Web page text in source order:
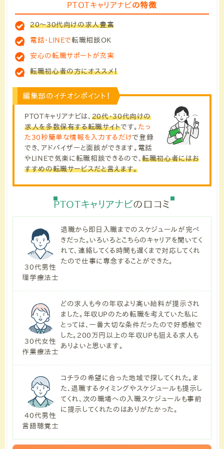
PTOTキャリアナビの特徴
20～30代向けの求人豊富
電話・LINEで 転職相談OK
安心の転職サポートが充実
転職初心者の方にオススメ！
編集部のイチオシポイント！
PTOTキャリアナビは、 20代・30代向けの
求人を多数保有する転職サイトです。 たっ
た30秒簡単な情報を入力するだけで登録
でき、アドバイザーと面談ができます。 電話
やLINEで気楽に転職相談できるので、転職初心者にはお
すすめの転職サービスだと言えます。
PTOTキャリアナビの口コミ
30代男性
理学療法士
退職から即日入職までのスケジュールが完ぺ
きだった。いろいろとこちらのキャリアを聞いてく
れて、連絡してくる時間も遅くまで対応してくれ
たので仕事に専念することができた。
30代女性
作業療法士
どの求人も今の年収より高い給料が提示され
ました。年収UPのため転職を考えていた私に
とっては、一番大切な条件だったので好感触で
した。200万円以上の年収UPも狙える求人も
ありよいと思います。
40代男性
言語聴覚士
コチラの希望に合った地域で探してくれた。ま
た、退職するタイミングやスケジュールも提示し
てくれ、次の職場への入職スケジュールも事前
に提示してくれたのはありがたかった。